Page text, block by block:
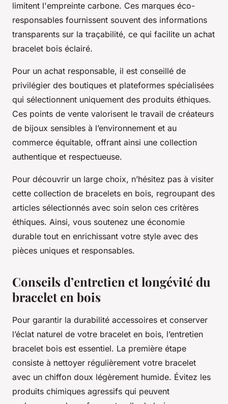
limitent l'empreinte carbone. Ces marques éco-
responsables fournissent souvent des informations
transparents sur la traçabilité, ce qui facilite un achat
bracelet bois éclairé.
Pour un achat responsable, il est conseillé de
privilégier des boutiques et plateformes spécialisées
qui sélectionnent uniquement des produits éthiques.
Ces points de vente valorisent le travail de créateurs
de bijoux sensibles à l’environnement et au
commerce équitable, offrant ainsi une collection
authentique et respectueuse.
Pour découvrir un large choix, n’hésitez pas à visiter
cette collection de bracelets en bois, regroupant des
articles sélectionnés avec soin selon ces critères
éthiques. Ainsi, vous soutenez une économie
durable tout en enrichissant votre style avec des
pièces uniques et responsables.
Conseils d’entretien et longévité du
bracelet en bois
Pour garantir la durabilité accessoires et conserver
l’éclat naturel de votre bracelet en bois, l’entretien
bracelet bois est essentiel. La première étape
consiste à nettoyer régulièrement votre bracelet
avec un chiffon doux légèrement humide. Évitez les
produits chimiques agressifs qui peuvent